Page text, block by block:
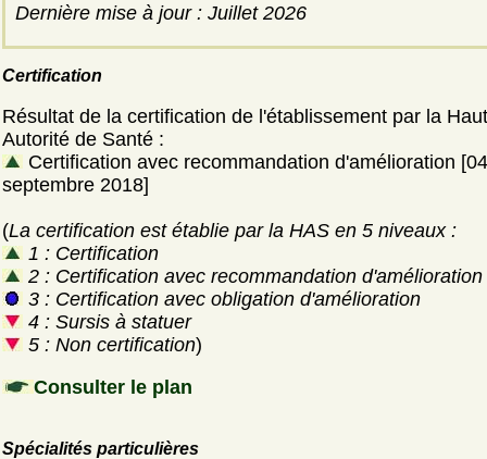
Dernière mise à jour : Juillet 2026
Certification
Résultat de la certification de l'établissement par la
Autorité de Santé :
Certification avec recommandation d'amélioration [04
septembre 2018]
(La certification est établie par la HAS en 5 niveaux :
1 : Certification
2 : Certification avec recommandation d'amélioration
3 : Certification avec obligation d'amélioration
4 : Sursis à statuer
5 : Non certification)
Consulter le plan
Spécialités particulières